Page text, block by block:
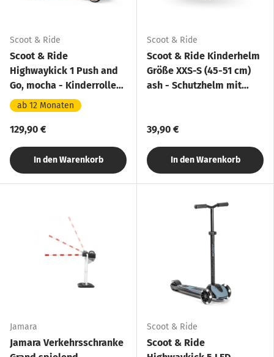
Scoot & Ride
Scoot & Ride
Highwaykick 1 Push and
Go, mocha - Kinderroller
mit Schiebestange
ab 12 Monaten
129,90 €
In den Warenkorb
Scoot & Ride
Scoot & Ride Kinderhelm
Größe XXS-S (45-51 cm)
ash - Schutzhelm mit
39,90 €
In den Warenkorb
Jamara
Jamara Verkehrsschranke
Scoot & Ride
Scoot & Ride